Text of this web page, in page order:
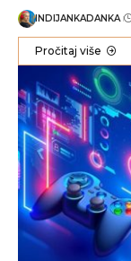
INDIJANKADANKA
Pročitaj više